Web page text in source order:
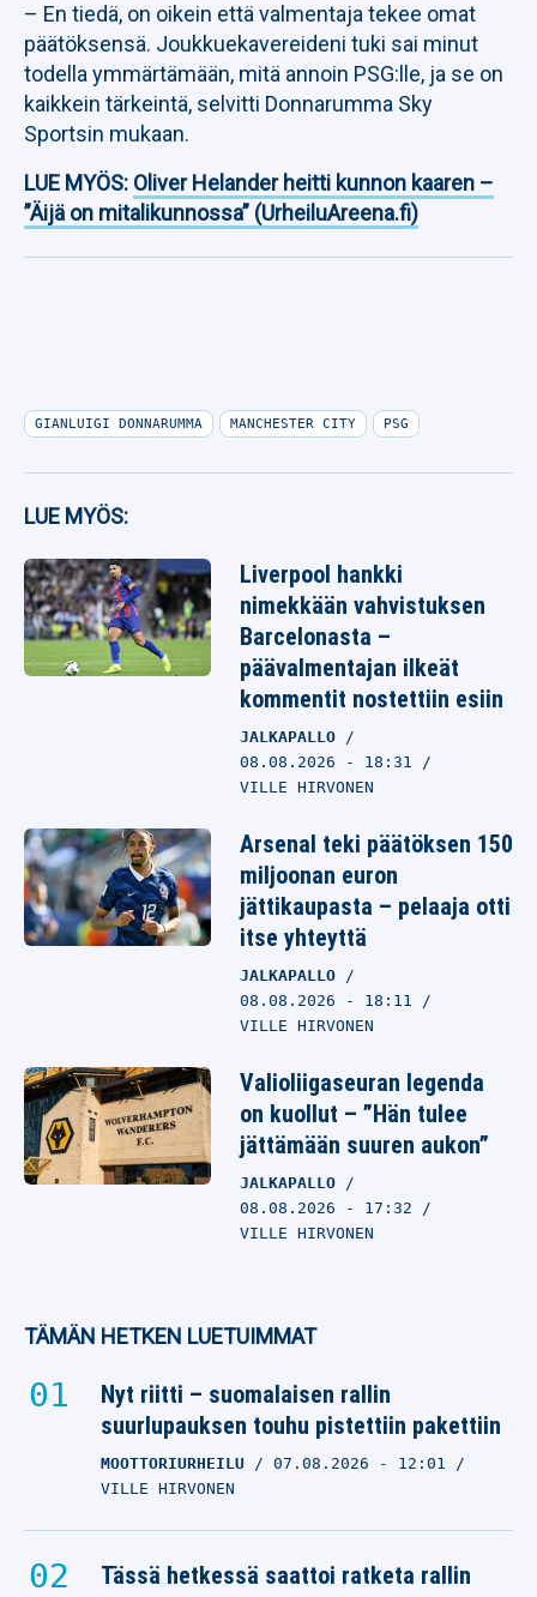
– En tiedä, on oikein että valmentaja tekee omat
päätöksensä. Joukkuekavereideni tuki sai minut
todella ymmärtämään, mitä annoin PSG:lle, ja se on
kaikkein tärkeintä, selvitti Donnarumma Sky
Sportsin mukaan.
LUE MYÖS: Oliver Helander heitti kunnon kaaren –
”Äijä on mitalikunnossa” (UrheiluAreena.fi)
GIANLUIGI DONNARUMMA MANCHESTER CITY PSG
LUE MYÖS:
Liverpool hankki
nimekkään vahvistuksen
Barcelonasta –
päävalmentajan ilkeät
kommentit nostettiin esiin
JALKAPALLO
08.08.2026 - 18:31
VILLE HIRVONEN
Arsenal teki päätöksen 150
miljoonan euron
jättikaupasta – pelaaja otti
itse yhteyttä
JALKAPALLO
08.08.2026 - 18:11
VILLE HIRVONEN
Valioliigaseuran legenda
on kuollut – ”Hän tulee
jättämään suuren aukon”
JALKAPALLO
08.08.2026 - 17:32
VILLE HIRVONEN
TÄMÄN HETKEN LUETUIMMAT
Nyt riitti – suomalaisen rallin
suurlupauksen touhu pistettiin pakettiin
MOOTTORIURHEILU 07.08.2026 - 12:01
VILLE HIRVONEN
Tässä hetkessä saattoi ratketa rallin